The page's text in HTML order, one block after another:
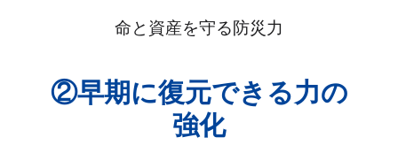
命と資産を守る防災力
②早期に復元できる力の
強化